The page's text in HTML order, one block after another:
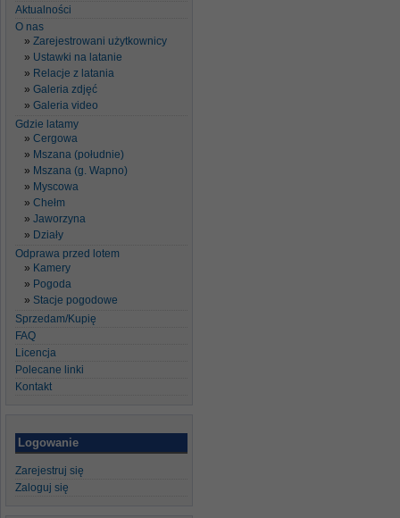
Aktualności
O nas
Zarejestrowani użytkownicy
Ustawki na latanie
Relacje z latania
Galeria zdjęć
Galeria video
Gdzie latamy
Cergowa
Mszana (południe)
Mszana (g. Wapno)
Myscowa
Chełm
Jaworzyna
Działy
Odprawa przed lotem
Kamery
Pogoda
Stacje pogodowe
Sprzedam/Kupię
FAQ
Licencja
Polecane linki
Kontakt
Logowanie
Zarejestruj się
Zaloguj się